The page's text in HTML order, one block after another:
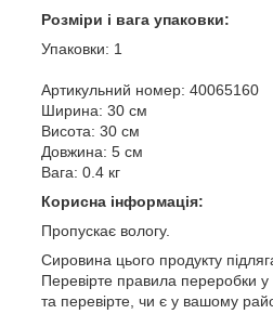
Розміри і вага упаковки:
Упаковки: 1
Артикульний номер: 40065160
Ширина: 30 см
Висота: 30 см
Довжина: 5 см
Вага: 0.4 кг
Корисна інформація:
Пропускає вологу.
Сировина цього продукту
Перевірте правила переробки у
та перевірте, чи є у вашому